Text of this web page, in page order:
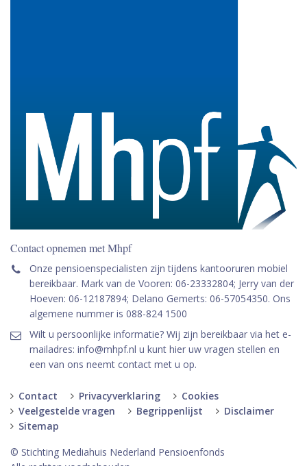
Contact opnemen met Mhpf
Onze pensioenspecialisten zijn tijdens kantooruren mobiel
bereikbaar. Mark van de Vooren: 06-23332804; Jerry van der
Hoeven: 06-12187894; Delano Gemerts: 06-57054350. Ons
algemene nummer is 088-824 1500
Wilt u persoonlijke informatie? Wij zijn bereikbaar via het e-
mailadres: info@mhpf.nl u kunt hier uw vragen stellen en
een van ons neemt contact met u op.
Contact Privacyverklaring
Cookies
Veelgestelde vragen
Begrippenlijst
Disclaimer
Sitemap
© Stichting Mediahuis Nederland Pensioenfonds